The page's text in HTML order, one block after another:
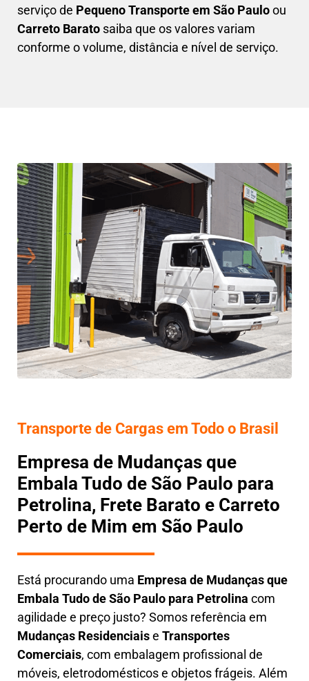
serviço de Pequeno Transporte em São Pauloou
Carreto Barato saiba que os valores variam
conforme o volume, distância e nível de serviço.
Transporte de Cargas em Todo o Brasil
Empresa de Mudanças que
Embala Tudo de São Paulo para
Petrolina, Frete Barato e Carreto
Perto de Mim em São Paulo
Está procurando uma Empresa de Mudanças que
Embala Tudode São Paulo para Petrolina com
agilidade e preço justo? Somos referência em
Mudanças Residenciaise Transportes
Comerciais, com embalagem profissional de
móveis, eletrodomésticos e objetos frágeis. Além